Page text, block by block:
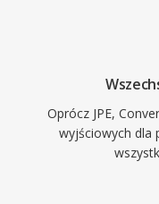
Oprócz JPE,
wyjściowych dla